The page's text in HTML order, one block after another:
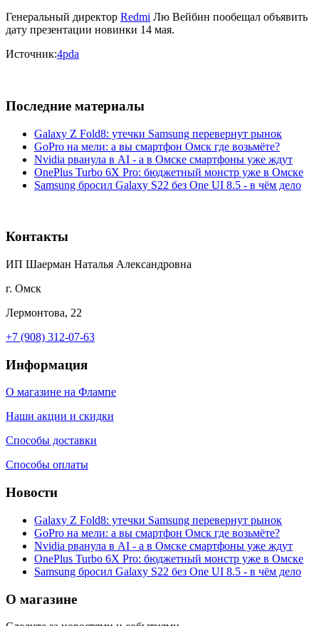
Генеральный директор Redmi Лю Вейбин пообещал объявить
дату презентации новинки 14 мая.
Источник:4pda
Последние материалы
Galaxy Z Fold8: утечки Samsung перевернут рынок
GoPro на мели: а вы смартфон Омск где возьмёте?
Nvidia рванула в AI - а в Омске смартфоны уже ждут
OnePlus Turbo 6X Pro: бюджетный монстр уже в Омске
Samsung бросил Galaxy S22 без One UI 8.5 - в чём дело
Контакты
ИП Шаерман Наталья Александровна
г. Омск
Лермонтова, 22
+7 (908) 312-07-63
Информация
О магазине на Флампе
Наши акции и скидки
Способы доставки
Способы оплаты
Новости
Galaxy Z Fold8: утечки Samsung перевернут рынок
GoPro на мели: а вы смартфон Омск где возьмёте?
Nvidia рванула в AI - а в Омске смартфоны уже ждут
OnePlus Turbo 6X Pro: бюджетный монстр уже в Омске
Samsung бросил Galaxy S22 без One UI 8.5 - в чём дело
О магазине